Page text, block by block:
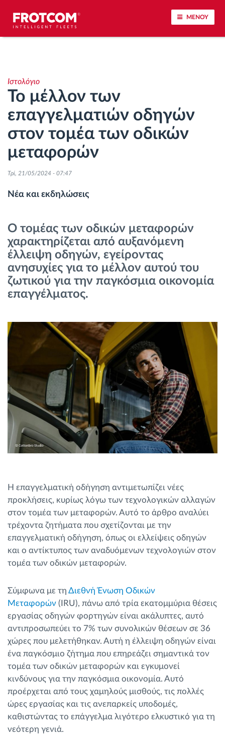
ΜΕΝΟΥ
Ανάλυση οδηγικής συμπεριφοράς
Παρακολούθηση του χρόνου οδήγησης
Διαχείριση εργατικού δυναμικού
Διαχείριση καυσίμου
Σχεδιασμός και παρακολούθηση διαδρομής
Αυτόματη αναγνώριση οδηγού
Πώς να λύσουμε τις ανάγκες των
δραστηριοτήτων του στόλου
Υπολογιστής εξοικονόμησης
Ιστολόγιο
Το μέλλον των
επαγγελματιών οδηγών
στον τομέα των οδικών
μεταφορών
Τρί, 21/05/2024 - 07:47
Νέα και εκδηλώσεις
Ο τομέας των οδικών μεταφορών
χαρακτηρίζεται από αυξανόμενη
έλλειψη οδηγών, εγείροντας
ανησυχίες για το μέλλον αυτού του
ζωτικού για την παγκόσμια οικονομία
επαγγέλματος.
Η επαγγελματική οδήγηση αντιμετωπίζει νέες
προκλήσεις, κυρίως λόγω των τεχνολογικών αλλαγών
στον τομέα των μεταφορών. Αυτό το άρθρο αναλύει
τρέχοντα ζητήματα που σχετίζονται με την
επαγγελματική οδήγηση, όπως οι ελλείψεις οδηγών
και ο αντίκτυπος των αναδυόμενων τεχνολογιών στον
τομέα των οδικών μεταφορών.
Σύμφωνα με τη Διεθνή Ένωση Οδικών
Μεταφορών (IRU), πάνω από τρία εκατομμύρια θέσεις
εργασίας οδηγών φορτηγών είναι ακάλυπτες, αυτό
αντιπροσωπεύει το 7% των συνολικών θέσεων σε 36
χώρες που μελετήθηκαν. Αυτή η έλλειψη οδηγών είναι
ένα παγκόσμιο ζήτημα που επηρεάζει σημαντικά τον
τομέα των οδικών μεταφορών και εγκυμονεί
κινδύνους για την παγκόσμια οικονομία. Αυτό
προέρχεται από τους χαμηλούς μισθούς, τις πολλές
ώρες εργασίας και τις ανεπαρκείς υποδομές,
καθιστώντας το επάγγελμα λιγότερο ελκυστικό για τη
νεότερη γενιά.